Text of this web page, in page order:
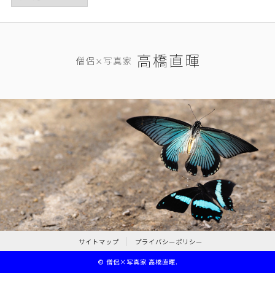
サイトマップ プライバシーポリシー
© 僧侶×写真家 高橋直暉.